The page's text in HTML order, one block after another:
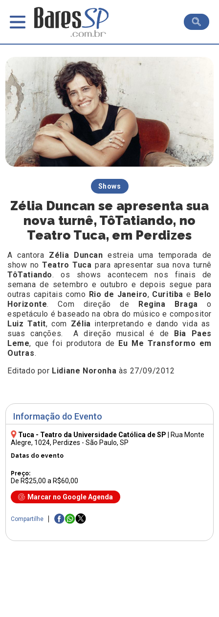
Informação do Evento
Tuca - Teatro da Universidade Católica de SP
Rua Monte
Alegre, 1024, Perdizes - São Paulo, SP
Datas do evento
Preço:
De R$25,00 a R$60,00
Marcar no Google Agenda
Compartilhe
Shows
Zélia Duncan se apresenta sua
nova turnê, TôTatiando, no
Teatro Tuca, em Perdizes
A cantora Zélia Duncan estreia uma temporada de
show noTeatro Tuca para apresentar sua nova turnê
TôTatiando. os shows acontecem nos finais de
semana de setembro e outubro e depois segue para
outras capitais como Rio de Janeiro, Curitiba e Belo
Horizonte. Com direção de Regina Braga o
espetáculo é baseado na obra do músico e compositor
Luiz Tatit, com Zélia interpretando e dando vida as
suas canções. A direção musical é de
Bia Paes
Leme, que foi produtora de
Eu Me Transformo em
Outras.
Editado por Lidiane Noronha às 27/09/2012